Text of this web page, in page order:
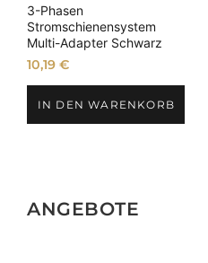
3-Phasen
Stromschienensystem
Multi-Adapter Schwarz
10,19€
IN DEN WARENKORB
ANGEBOTE